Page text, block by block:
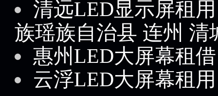
清远LED显示屏租用
族瑶族自治县 连州 清
惠州LED大屏幕租借
云浮LED大屏幕租用